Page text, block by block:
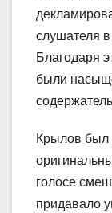
слушателя
Благодаря
были
Крылов был
голосе
придавало